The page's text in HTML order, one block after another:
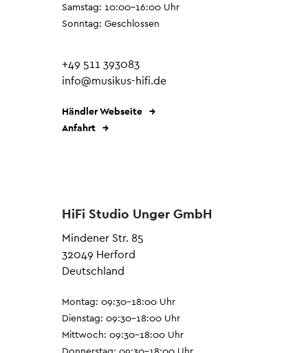
Samstag: 10:00–16:00 Uhr
Sonntag: Geschlossen
+49 511 393083
info@musikus-hifi.de
Händler Webseite
Anfahrt
HiFi Studio Unger GmbH
Mindener Str. 85
32049 Herford
Deutschland
Montag: 09:30–18:00 Uhr
Dienstag: 09:30–18:00 Uhr
Mittwoch: 09:30–18:00 Uhr